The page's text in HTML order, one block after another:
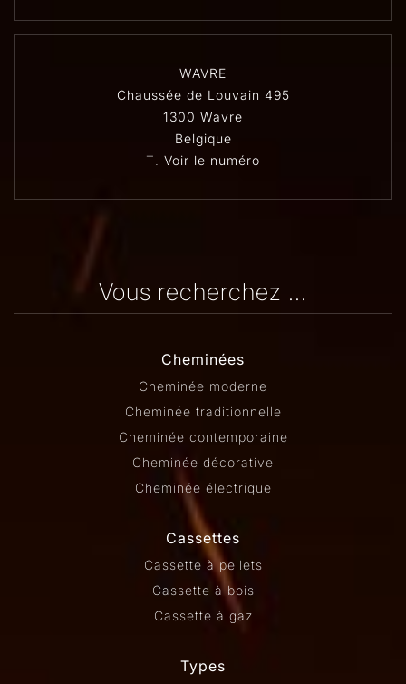
WAVRE
Chaussée de Louvain 495
1300 Wavre
Belgique
T. Voir le numéro
Vous recherchez ...
Cheminées
Cheminée moderne
Cheminée traditionnelle
Cheminée contemporaine
Cheminée décorative
Cheminée électrique
Cassettes
Cassette à pellets
Cassette à bois
Cassette à gaz
Types